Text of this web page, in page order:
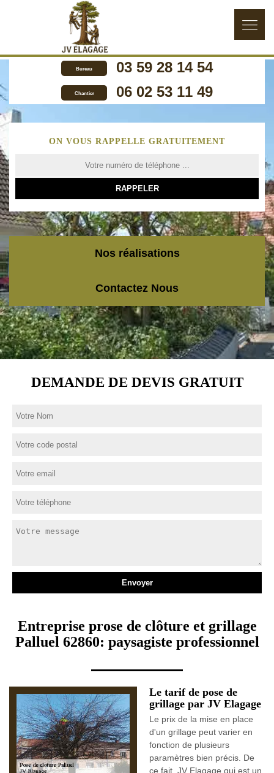
Bureau 03 59 28 14 54
Chantier 06 02 53 11 49
ON VOUS RAPPELLE GRATUITEMENT
Nos réalisations
Contactez Nous
DEMANDE DE DEVIS GRATUIT
Entreprise prose de clôture et grillage
Palluel 62860: paysagiste professionnel
Le tarif de pose de
grillage par JV Elagage
Le prix de la mise en place
d'un grillage peut varier en
fonction de plusieurs
paramètres bien précis. De
ce fait, JV Elagage qui est un